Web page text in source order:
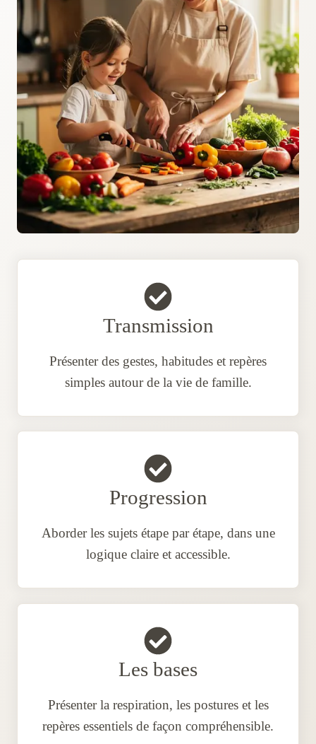
Transmission
Présenter des gestes, habitudes et repères
simples autour de la vie de famille.
Progression
Aborder les sujets étape par étape, dans une
logique claire et accessible.
Les bases
Présenter la respiration, les postures et les
repères essentiels de façon compréhensible.